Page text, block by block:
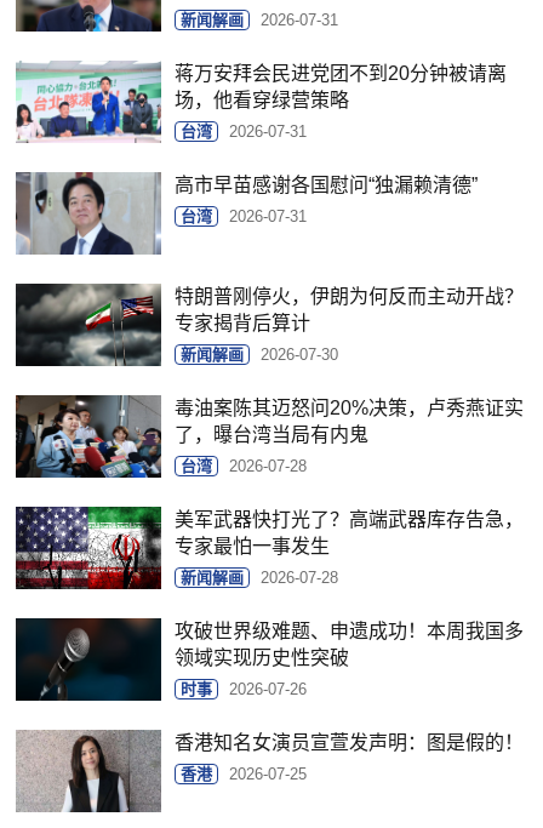
新闻解画 2026-07-31
蒋万安拜会民进党团不到20分钟被请离
场，他看穿绿营策略
台湾 2026-07-31
高市早苗感谢各国慰问“独漏赖清德”
台湾 2026-07-31
特朗普刚停火，伊朗为何反而主动开战？
专家揭背后算计
新闻解画 2026-07-30
毒油案陈其迈怒问20%决策，卢秀燕证实
了，曝台湾当局有内鬼
台湾 2026-07-28
美军武器快打光了？高端武器库存告急，
专家最怕一事发生
新闻解画 2026-07-28
攻破世界级难题、申遗成功！本周我国多
领域实现历史性突破
时事 2026-07-26
香港知名女演员宣萱发声明：图是假的！
香港 2026-07-25